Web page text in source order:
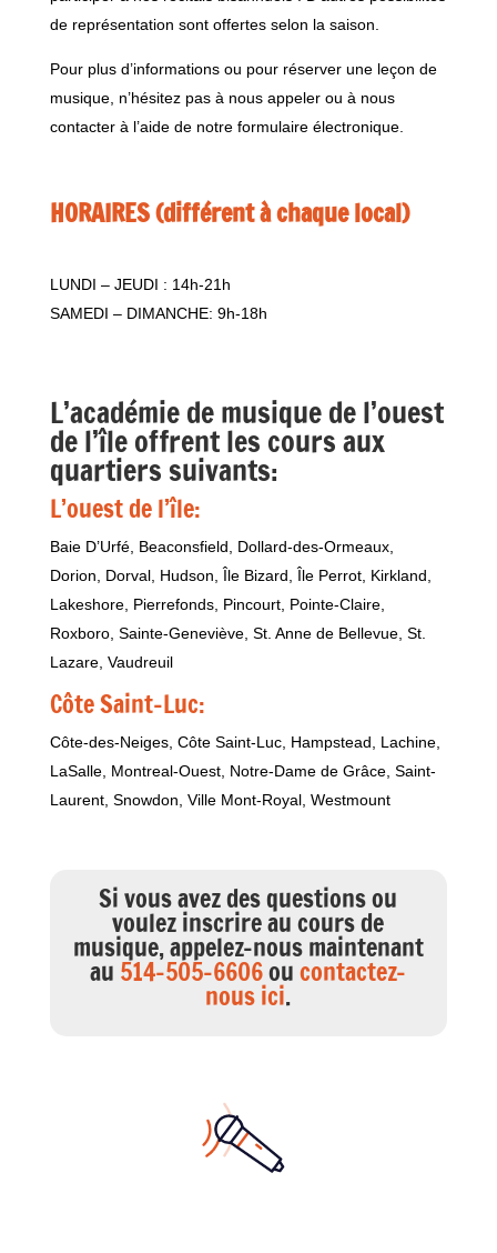
de représentation sont offertes selon la saison.
Pour plus d’informations ou pour réserver une leçon de
musique, n’hésitez pas à nous appeler ou à nous
contacter à l’aide de notre formulaire électronique.
HORAIRES (différent à chaque local)
LUNDI – JEUDI : 14h-21h
SAMEDI – DIMANCHE: 9h-18h
L’académie de musique de l’ouest
de l’île offrent les cours aux
quartiers suivants:
L’ouest de l’île:
Baie D’Urfé, Beaconsfield, Dollard-des-Ormeaux,
Dorion, Dorval, Hudson, Île Bizard, Île Perrot, Kirkland,
Lakeshore, Pierrefonds, Pincourt, Pointe-Claire,
Roxboro, Sainte-Geneviève, St. Anne de Bellevue, St.
Lazare, Vaudreuil
Côte Saint-Luc:
Côte-des-Neiges, Côte Saint-Luc, Hampstead, Lachine,
LaSalle, Montreal-Ouest, Notre-Dame de Grâce, Saint-
Laurent, Snowdon, Ville Mont-Royal, Westmount
Si vous avez des questions ou
voulez inscrire au cours de
musique, appelez-nous maintenant
au 514-505-6606oucontactez-
nous ici.